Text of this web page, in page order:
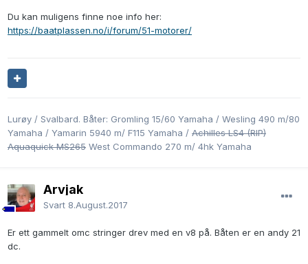
Du kan muligens finne noe info her:
https://baatplassen.no/i/forum/51-motorer/
Lurøy / Svalbard. Båter: Gromling 15/60 Yamaha / Wesling 490 m/80
Yamaha / Yamarin 5940 m/ F115 Yamaha / Achilles LS4 (RIP)
Aquaquick MS265 West Commando 270 m/ 4hk Yamaha
Arvjak
Svart 8.August.2017
Er ett gammelt omc stringer drev med en v8 på. Båten er en andy 21
dc.